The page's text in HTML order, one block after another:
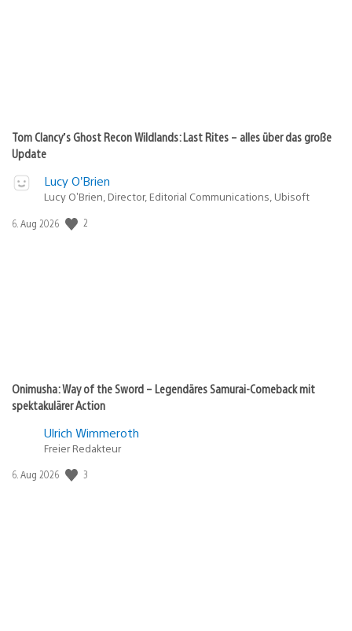
Tom Clancy’s Ghost Recon Wildlands: Last Rites – alles über das große
Update
Lucy O’Brien
Lucy O’Brien, Director, Editorial Communications, Ubisoft
Veröffentlichungsdatum:
6. Aug 2026 2
Onimusha: Way of the Sword – Legendäres Samurai-Comeback mit
spektakulärer Action
Ulrich Wimmeroth
Freier Redakteur
Veröffentlichungsdatum:
6. Aug 2026 3